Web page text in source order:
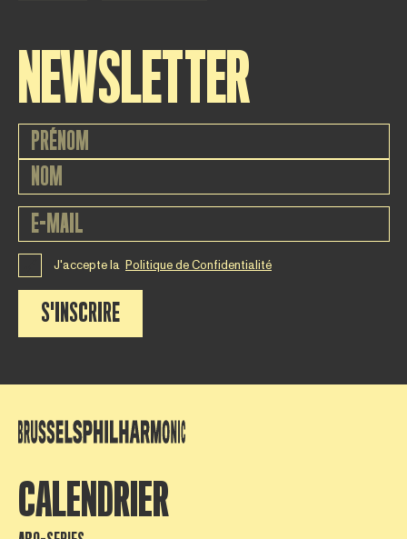
NEWSLETTER
J'accepte la Politique de Confidentialité
S'INSCRIRE
CALENDRIER